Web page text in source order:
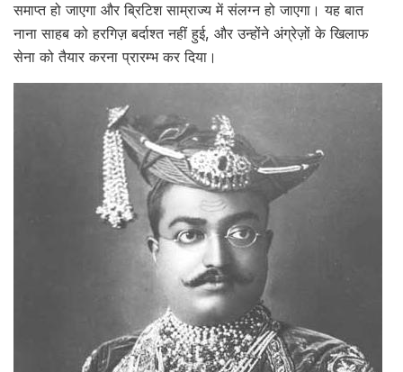
समाप्त हो जाएगा और ब्रिटिश साम्राज्य में संलग्न हो जाएगा। यह बात
नाना साहब को हरगिज़ बर्दाश्त नहीं हुई, और उन्होंने अंग्रेज़ों के खिलाफ
सेना को तैयार करना प्रारम्भ कर दिया।